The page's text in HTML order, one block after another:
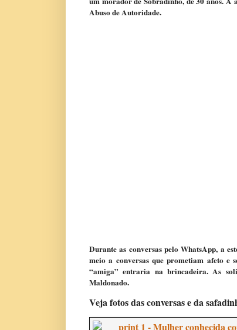
Abuso de Autoridade.
Durante as conversas pelo WhatsApp, a
meio a conversas que prometiam afeto e
“amiga” entraria na brincadeira. As
Maldonado.
Veja fotos das conversas e da